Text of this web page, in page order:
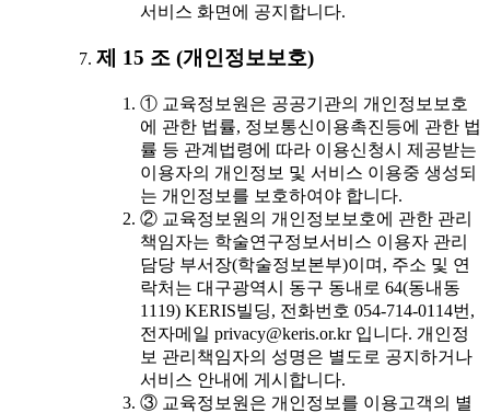
서비스 화면에 공지합니다.
제 15 조 (개인정보보호)
① 교육정보원은 공공기관의 개인정보보호
에 관한 법률, 정보통신이용촉진등에 관한 법
률 등 관계법령에 따라 이용신청시 제공받는
이용자의 개인정보 및 서비스 이용중 생성되
는 개인정보를 보호하여야 합니다.
② 교육정보원의 개인정보보호에 관한 관리
책임자는 학술연구정보서비스 이용자 관리
담당 부서장(학술정보본부)이며, 주소 및 연
락처는 대구광역시 동구 동내로 64(동내동
1119) KERIS빌딩, 전화번호 054-714-0114번,
전자메일 privacy@keris.or.kr 입니다. 개인정
보 관리책임자의 성명은 별도로 공지하거나
서비스 안내에 게시합니다.
③ 교육정보원은 개인정보를 이용고객의 별